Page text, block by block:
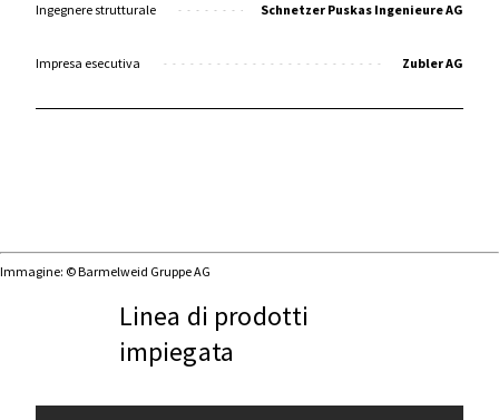
Ingegnere strutturale Schnetzer Puskas Ingenieure AG
Impresa esecutiva Zubler AG
Immagine: © Barmelweid Gruppe AG
Linea di prodotti
impiegata